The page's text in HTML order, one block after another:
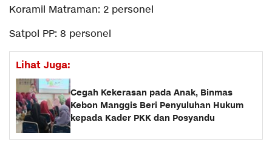
Koramil Matraman: 2 personel
Satpol PP: 8 personel
Lihat Juga:
Cegah Kekerasan pada Anak, Binmas
Kebon Manggis Beri Penyuluhan Hukum
kepada Kader PKK dan Posyandu